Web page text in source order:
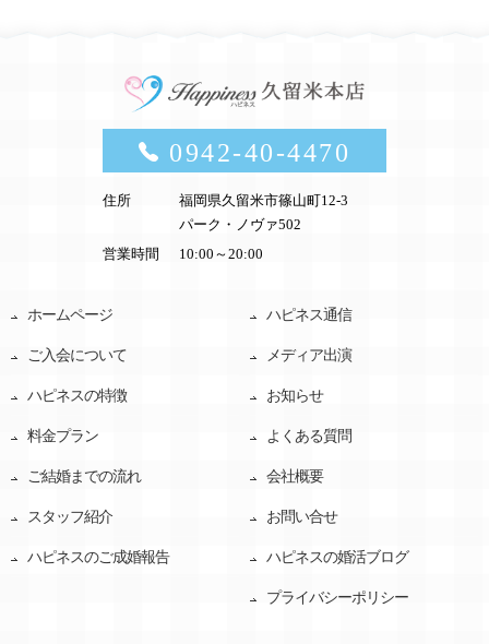
0942-40-4470
住所
福岡県久留米市篠山町12-3
パーク・ノヴァ502
営業時間
10:00～20:00
ホームページ
ご入会について
ハピネスの特徴
料金プラン
ご結婚までの流れ
スタッフ紹介
ハピネスのご成婚報告
ハピネス通信
メディア出演
お知らせ
よくある質問
会社概要
お問い合せ
ハピネスの婚活ブログ
プライバシーポリシー